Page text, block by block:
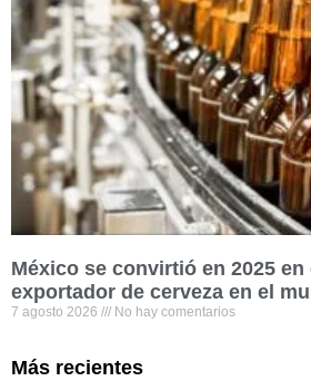
México se convirtió en 2025 en
exportador de cerveza en el
7 agosto 2026 No hay comentarios
Más recientes